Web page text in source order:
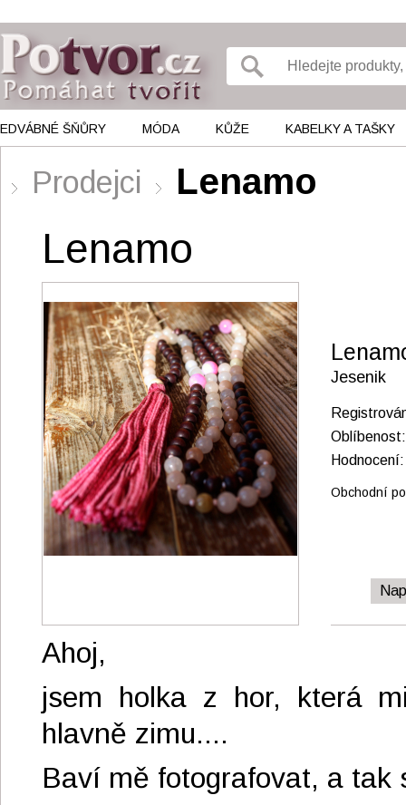
ŠŇŮRY MÓDA KŮŽE KABELKY A TAŠKY
Prodejci Lenamo
Lenamo
Jesenik
Obchodní
Ahoj,
jsem holka z hor, která
hlavně zimu....
Baví mě fotografovat, a tak